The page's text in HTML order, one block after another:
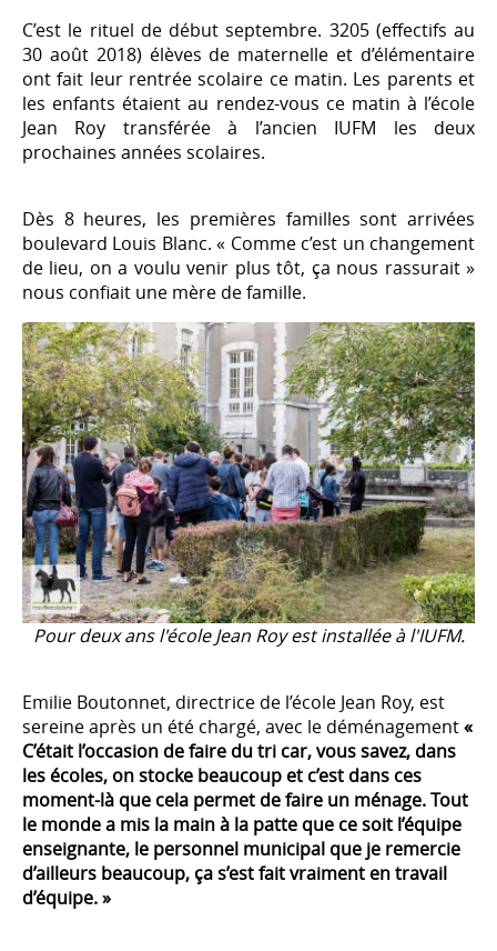
C’est le rituel de début septembre. 3205 (effectifs au
30 août 2018) élèves de maternelle et d’élémentaire
ont fait leur rentrée scolaire ce matin. Les parents et
les enfants étaient au rendez-vous ce matin à l’école
Jean Roy transférée à l’ancien IUFM les deux
prochaines années scolaires.
Dès 8 heures, les premières familles sont arrivées
boulevard Louis Blanc. « Comme c’est un changement
de lieu, on a voulu venir plus tôt, ça nous rassurait »
nous confiait une mère de famille.
Pour deux ans l'école Jean Roy est installée à l'IUFM.
Emilie Boutonnet, directrice de l’école Jean Roy, est
sereine après un été chargé, avec le déménagement«
C’était l’occasion de faire du tri car, vous savez, dans
les écoles, on stocke beaucoup et c’est dans ces
moment-là que cela permet de faire un ménage. Tout
le monde a mis la main à la patte que ce soit l’équipe
enseignante, le personnel municipal que je remercie
d’ailleurs beaucoup, ça s’est fait vraiment en travail
d’équipe. »